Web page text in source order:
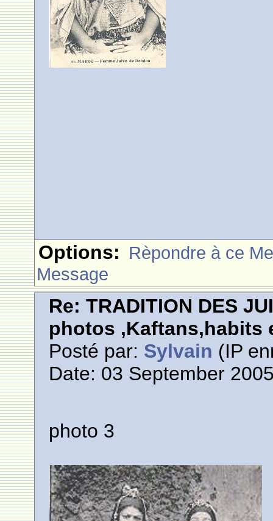
Options: Rèpondre à ce
Message
Re: TRADITION DES
photos ,Kaftans,habits
Posté par: Sylvain (IP
Date: 03 September
photo 3